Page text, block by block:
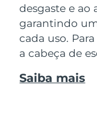
desgaste e ao
garantindo
cada uso.
a cabeça de
Saiba mais